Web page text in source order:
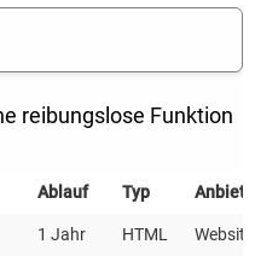
und letztendlich allen
reibungslose Funktion
Ablauf Typ
1 Jahr HTML Website